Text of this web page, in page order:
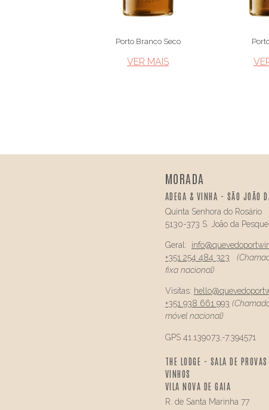
Porto Branco Seco
VER MAIS​
MORADA
ADEGA & VINHA - SÃO JOÃO
Quinta Senhora do Rosário
5130-373 S. João da
Geral: info@quevedo
+351 254 484 323
fixa nacional)
Visitas: hello@quevedo
+351 938 661 993
móvel nacional)
GPS 41.139073,-7.394571
THE LODGE - SALA DE
VINHOS
VILA NOVA DE GAIA
R. de Santa Marinha 77